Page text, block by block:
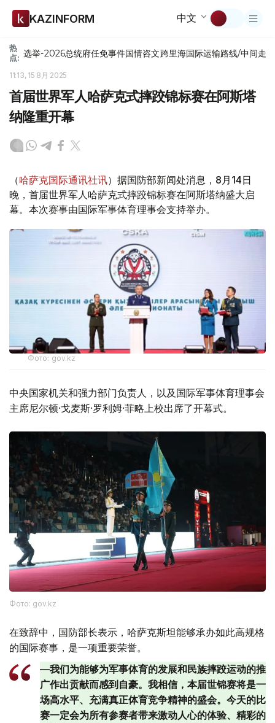
KAZINFORM 中文
热
点: 选举-2026总统府任免事件国情咨文跨里海国际运输路线/中间走廊
11:13, 15 8月 2025
首届世界军人哈萨克式摔跤锦标赛在阿斯塔
纳隆重开幕
（哈萨克国际通讯社讯）据国防部新闻处消息，8月14日
晚，首届世界军人哈萨克式摔跤锦标赛在阿斯塔纳盛大启
幕。本次赛事由国际军事体育理事会支持举办。
Фото: gov.kz
中央国家机关和强力部门负责人，以及国际军事体育理事会
主席尼尔顿·戈麦斯·罗利姆·菲略上校出席了开幕式。
Фото: gov.kz
在致辞中，国防部长表示，哈萨克斯坦能够承办如此高规格
的国际赛事，是一项重要荣誉。
—我们为能够为军事体育的发展和民族摔跤运动的推
广作出贡献而感到自豪。我相信，本届世锦赛将是一
场高水平、充满真正体育竞争精神的盛会。今天的比
赛一定会为所有参赛者带来激动人心的体验、精彩的